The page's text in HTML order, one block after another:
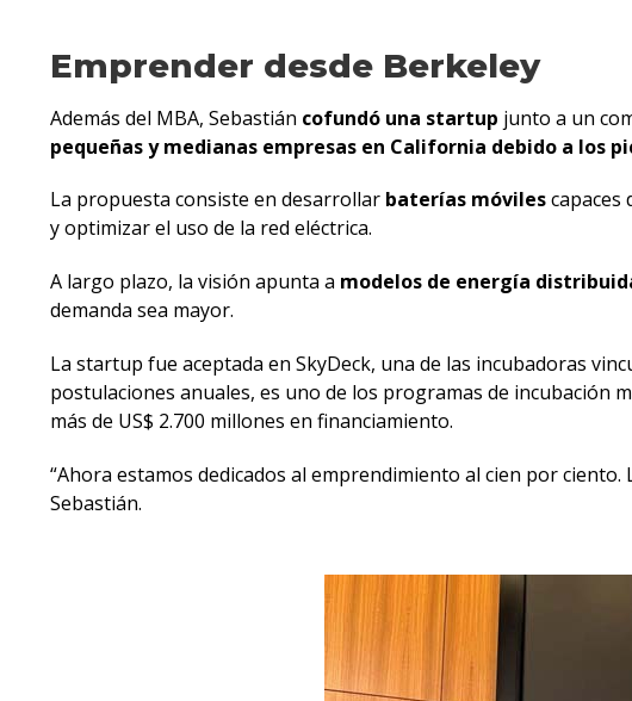
Emprender desde Berkeley
Además del MBA, Sebastián cofundó una startup junto a un
pequeñas y medianas empresas en California debido a los
La propuesta consiste en desarrollar baterías móvilescapaces
y optimizar el uso de la red eléctrica.
A largo plazo, la visión apunta a modelos de energía
demanda sea mayor.
La startup fue aceptada en SkyDeck, una de las incubadoras
postulaciones anuales, es uno de los programas de incubación
más de US$ 2.700 millones en financiamiento.
“Ahora estamos dedicados al emprendimiento al cien por
Sebastián.